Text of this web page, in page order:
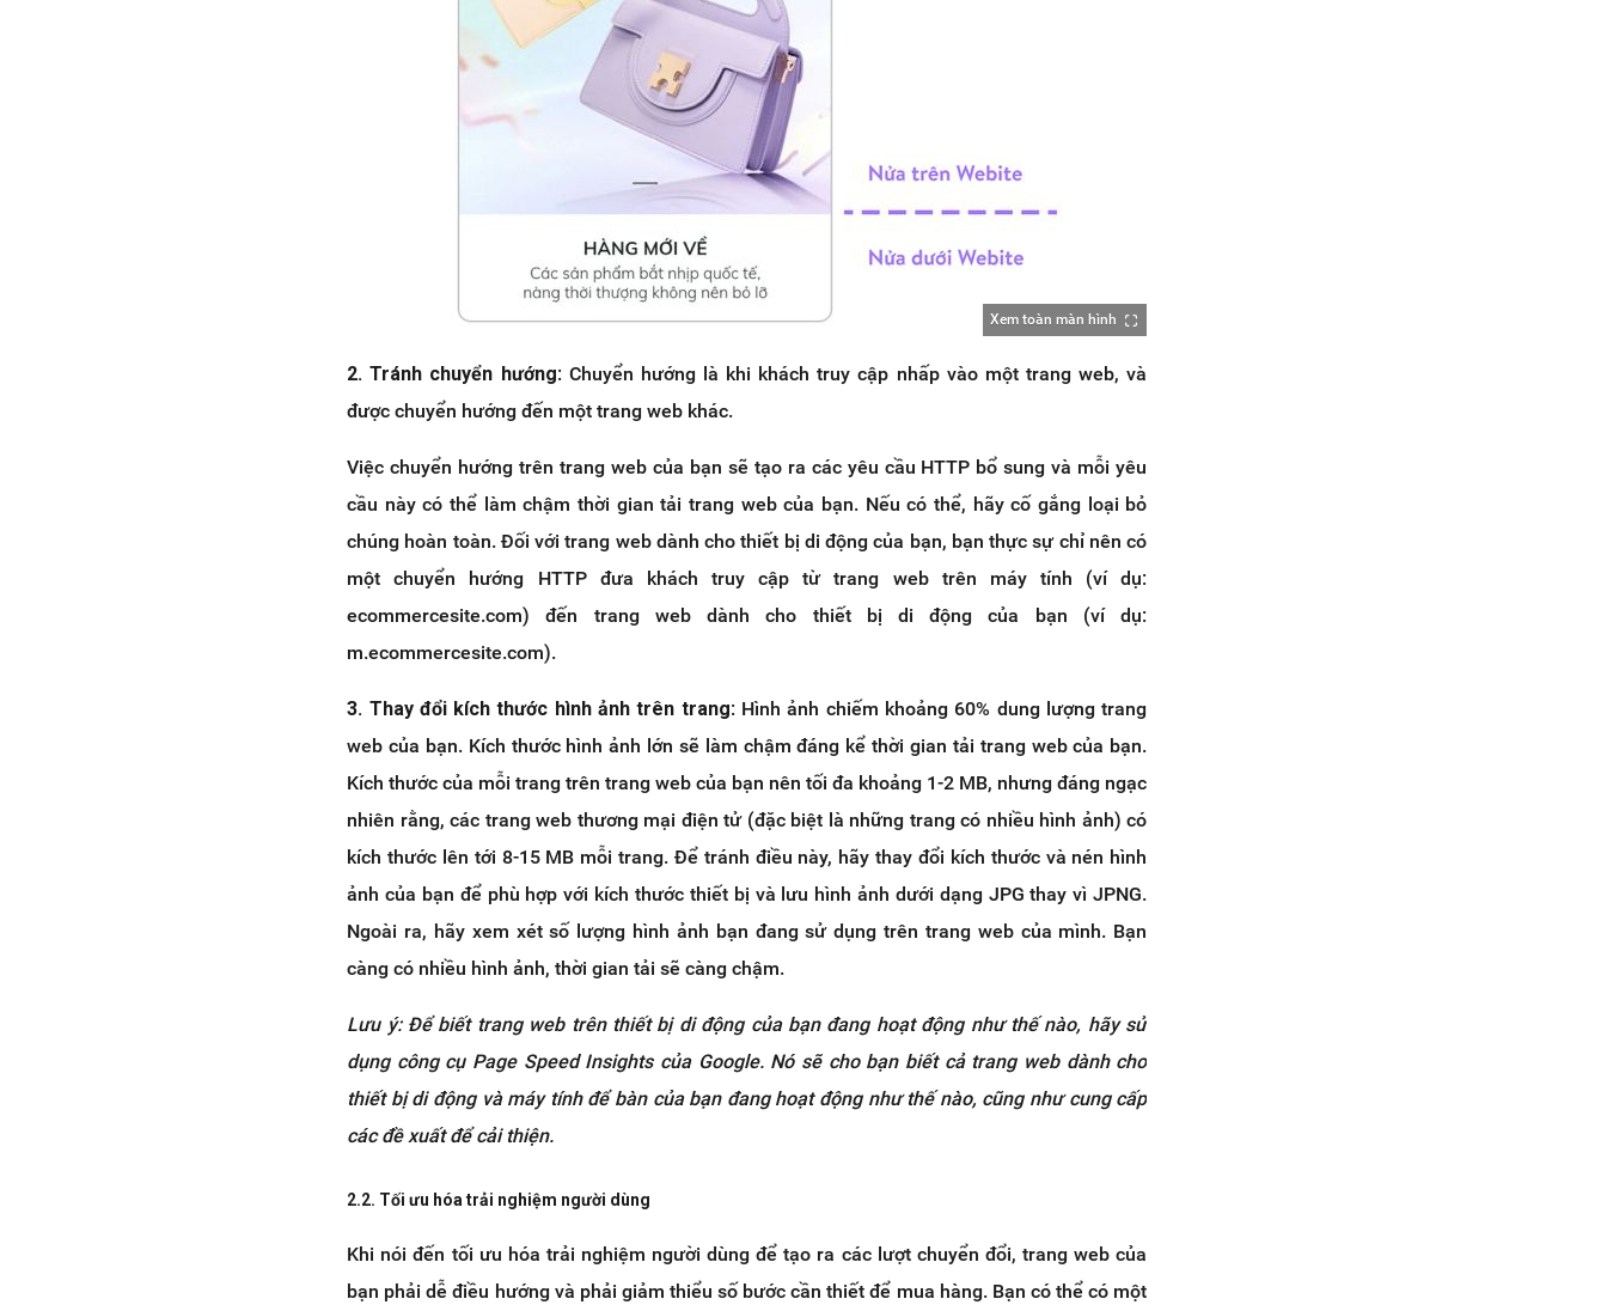
Xem toàn màn hình
2. Tránh chuyển hướng: Chuyển hướng là khi khách truy cập nhấp vào một trang web, và
được chuyển hướng đến một trang web khác.
Việc chuyển hướng trên trang web của bạn sẽ tạo ra các yêu cầu HTTP bổ sung và mỗi yêu
cầu này có thể làm chậm thời gian tải trang web của bạn. Nếu có thể, hãy cố gắng loại bỏ
chúng hoàn toàn. Đối với trang web dành cho thiết bị di động của bạn, bạn thực sự chỉ nên có
một chuyển hướng HTTP đưa khách truy cập từ trang web trên máy tính (ví dụ:
ecommercesite.com) đến trang web dành cho thiết bị di động của bạn (ví dụ:
m.ecommercesite.com).
3. Thay đổi kích thước hình ảnh trên trang: Hình ảnh chiếm khoảng 60% dung lượng trang
web của bạn. Kích thước hình ảnh lớn sẽ làm chậm đáng kể thời gian tải trang web của bạn.
Kích thước của mỗi trang trên trang web của bạn nên tối đa khoảng 1-2 MB, nhưng đáng ngạc
nhiên rằng, các trang web thương mại điện tử (đặc biệt là những trang có nhiều hình ảnh) có
kích thước lên tới 8-15 MB mỗi trang. Để tránh điều này, hãy thay đổi kích thước và nén hình
ảnh của bạn để phù hợp với kích thước thiết bị và lưu hình ảnh dưới dạng JPG thay vì JPNG.
Ngoài ra, hãy xem xét số lượng hình ảnh bạn đang sử dụng trên trang web của mình. Bạn
càng có nhiều hình ảnh, thời gian tải sẽ càng chậm.
Lưu ý: Để biết trang web trên thiết bị di động của bạn đang hoạt động như thế nào, hãy sử
dụng công cụ Page Speed Insights của Google. Nó sẽ cho bạn biết cả trang web dành cho
thiết bị di động và máy tính để bàn của bạn đang hoạt động như thế nào, cũng như cung cấp
các đề xuất để cải thiện.
2.2. Tối ưu hóa trải nghiệm người dùng
Khi nói đến tối ưu hóa trải nghiệm người dùng để tạo ra các lượt chuyển đổi, trang web của
bạn phải dễ điều hướng và phải giảm thiểu số bước cần thiết để mua hàng. Bạn có thể có một